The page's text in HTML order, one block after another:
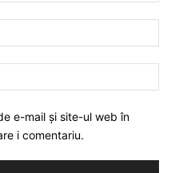
e-mail și site-ul web în
i comentariu.